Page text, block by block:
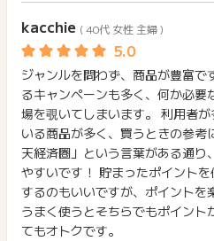
せん。
※お買い物かごに追加する前に各商品
※お買い物かごに追加する前に別の
出てしまう行動
※楽天ROOMを経由して購入された
※送料・ラッピング料金
※ご注文後に注文内容の変更を行っ
※楽天チケットの利用
※家族間（同居の親族など生計を同
と協力して購入する場合、転売目的
【ポイント獲得対象条件】
※楽天市場内の、通常購入／共同
kacchie ( 40代 女性 主婦 )
ジャンルを問わず、商品が豊富
るキャンペーンも多く、何か必
場を覗いてしまいます。 利用者
いる商品が多く、買うときの参
天経済圏」という言葉がある通り
やすいです！ 貯まったポイント
するのもいいですが、ポイントを
うまく使うとそちらでもポイント
てもオトクです。